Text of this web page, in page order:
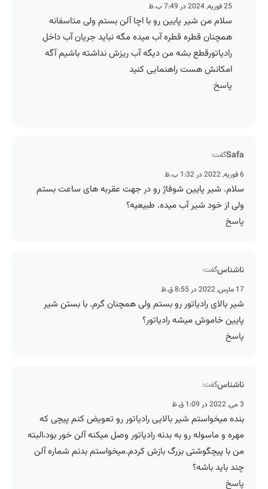
25 فوریه, 2024 در 7:49 ب.ظ
سلام من شیر پایین رو با اچا آلن بستم ولی متاسفانه
همچنان قطره قطره آب میده مگه نباید جریان آب داخل
رادیاتورقطع بشه من دیگه آب ریزش نداشته باشیم آگه
امکانش هست راهنمایی کنید
پاسخ
Safaگفت:
6 فوریه, 2022 در 1:32 ب.ظ
سلام. شیر پایین شوفاژ رو در جهت عقربه های ساعت بستم
ولی از خود شیر آب میده. طبیعیه؟
پاسخ
ناشناسگفت:
17 مارس, 2022 در 8:55 ق.ظ
شیر بالای رادیاتور رو بستم ولی همچنان گرم. با بستن شیر
پایین خاموش میشه رادیاتور؟
پاسخ
ناشناسگفت:
3 می, 2022 در 1:09 ق.ظ
بنده میخواستم شیر بالایی رادیاتور رو تعویض کنم پیچی که
مهره و ماسوله رو به بدنه رادیاتور وصل میکنه آلن خور بود،البته
من با پیچگوشتی بزرگ بازش کردم.میخواستم بدنم شماره آلن
چند باید باشه؟
پاسخ